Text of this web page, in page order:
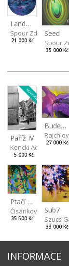
Landscape
Spour Zdeněk
21 000 Kč
Seed
Spour
35 000 Kč
NOVINKA
Paříž IV
Kencki Adam
5 000 Kč
Budeš-li se dívat dosti pozorně
27 000 Kč
Ptačí perspektiva
Čisáriková Táňa
35 500 Kč
Sub7
Szucs
33 000 Kč
INFORMACE